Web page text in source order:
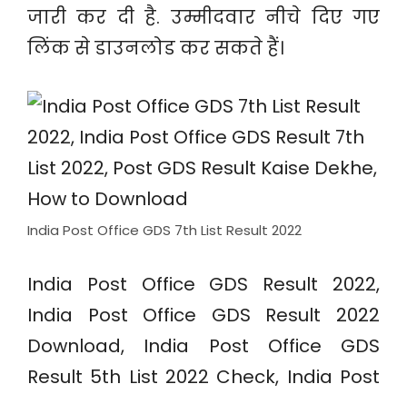
जारी कर दी है. उम्मीदवार नीचे दिए गए
लिंक से डाउनलोड कर सकते हैं।
India Post Office GDS 7th List Result 2022
India Post Office GDS Result 2022,
India Post Office GDS Result 2022
Download, India Post Office GDS
Result 5th List 2022 Check, India Post